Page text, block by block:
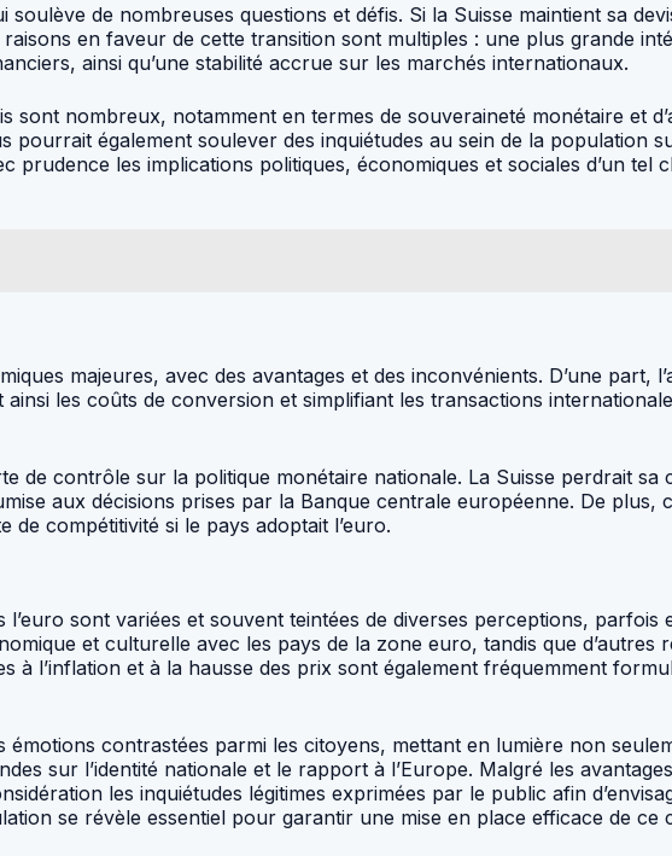
de nombreuses questions et défis. Si la Suisse maintient sa
en faveur de cette transition sont multiples : une plus grande
ainsi qu’une stabilité accrue sur les marchés internationaux.
sont nombreux, notamment en termes de souveraineté monétaire et
également soulever des inquiétudes au sein de la population
prudence les implications politiques, économiques et sociales d’un tel
majeures, avec des avantages et des inconvénients. D’une part,
les coûts de conversion et simplifiant les transactions
de contrôle sur la politique monétaire nationale. La Suisse perdrait sa
aux décisions prises par la Banque centrale européenne. De plus,
compétitivité si le pays adoptait l’euro.
sont variées et souvent teintées de diverses perceptions, parfois
et culturelle avec les pays de la zone euro, tandis que d’autres
à l’inflation et à la hausse des prix sont également fréquemment
contrastées parmi les citoyens, mettant en lumière non
sur l’identité nationale et le rapport à l’Europe. Malgré les
les inquiétudes légitimes exprimées par le public afin
se révèle essentiel pour garantir une mise en place efficace de ce